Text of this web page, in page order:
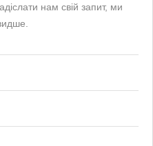
нам свій запит, ми